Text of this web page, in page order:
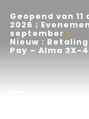
Geopend van
2026 ;
september
Nieuw :
Pay – Alma 3X-